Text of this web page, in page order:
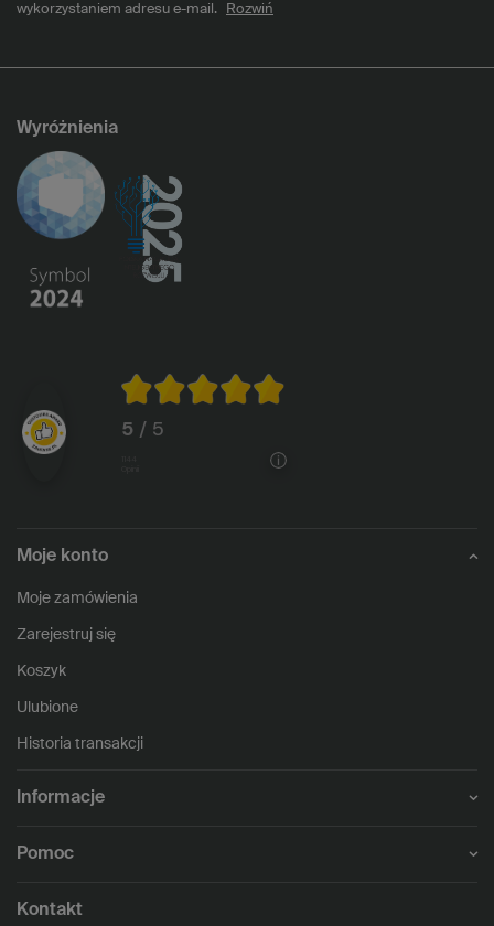
wykorzystaniem adresu e-mail.
Rozwiń
Wyróżnienia
5 / 5
Moje konto
Moje zamówienia
Zarejestruj się
Koszyk
Ulubione
Historia transakcji
Informacje
Pomoc
Kontakt